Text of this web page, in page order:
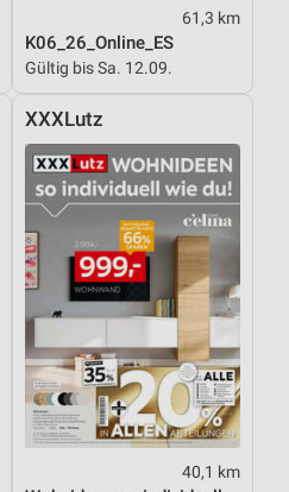
61,3 km
K06_26_Online_ES
Gültig bis Sa. 12.09.
XXXLutz
40,1 km